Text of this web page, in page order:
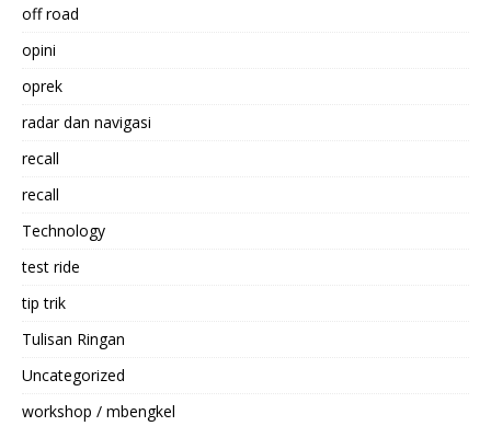
off road
opini
oprek
radar dan navigasi
recall
recall
Technology
test ride
tip trik
Tulisan Ringan
Uncategorized
workshop / mbengkel